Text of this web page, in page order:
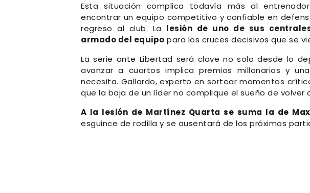
Esta situación complica todavía más al
encontrar un equipo competitivo y confiable en
regreso al club. La lesión de uno de sus
armado del equipo para los cruces decisivos que se
La serie ante Libertad será clave no solo desde lo
avanzar a cuartos implica premios millonarios y
necesita. Gallardo, experto en sortear momentos
que la baja de un líder no complique el sueño de volver
A la lesión de Martínez Quarta se suma la de
esguince de rodilla y se ausentará de los próximos